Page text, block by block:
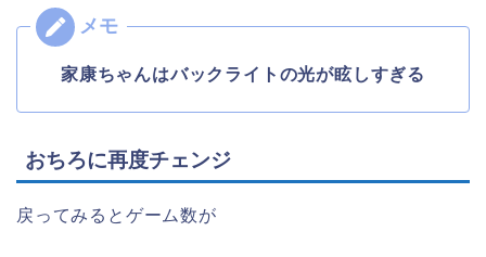
家康ちゃんはバックライトの光が眩しすぎる
おちろに再度チェンジ
戻ってみるとゲーム数が